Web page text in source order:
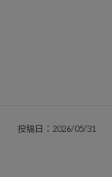
投稿日：2026/05/31